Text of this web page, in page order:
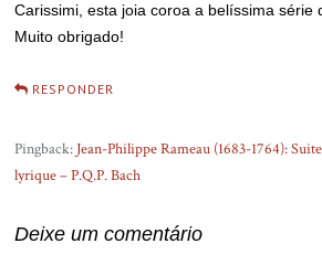
Carissimi, esta joia coroa a belíssima série
Muito obrigado!
RESPONDER
Pingback: Jean-Philippe Rameau (1683-1764):
lyrique – P.Q.P. Bach
Deixe um comentário